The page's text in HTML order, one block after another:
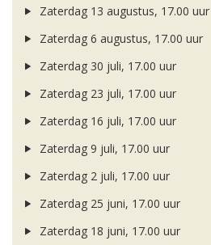
Zaterdag 13 augustus, 17.00 uur
Zaterdag 6 augustus, 17.00 uur
Zaterdag 30 juli, 17.00 uur
Zaterdag 23 juli, 17.00 uur
Zaterdag 16 juli, 17.00 uur
Zaterdag 9 juli, 17.00 uur
Zaterdag 2 juli, 17.00 uur
Zaterdag 25 juni, 17.00 uur
Zaterdag 18 juni, 17.00 uur